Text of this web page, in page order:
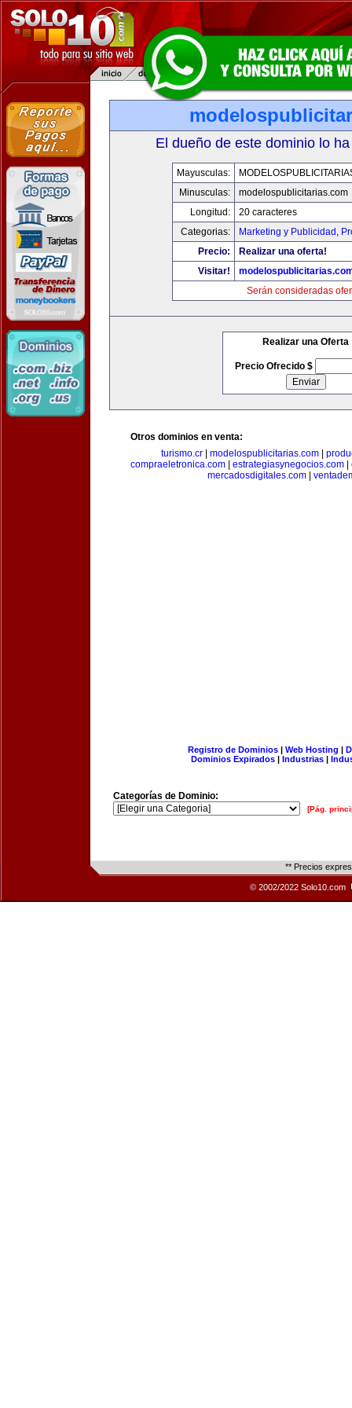
El dueño de este dominio lo
Mayusculas:
Minusculas:
modelospublicitarias.com
Longitud:
20 caracteres
Categorias:
Marketing y Publicidad ,
Precio:
Realizar una oferta!
Visitar!
Serán consideradas
Realizar una Oferta
Precio Ofrecido $
Otros dominios en venta:
turismo.cr
modelospublicitarias.com
compraeletronica.com
estrategiasynegocios.com
mercadosdigitales.com|
Registro de Dominios| Web Hosting |
Dominios Expirados | Industrias |
Categorías de Dominio:
[Pág.
** Precios
© 2002/2022 Solo10.com